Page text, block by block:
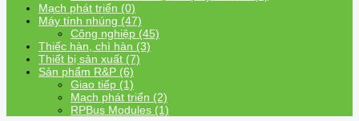
Mạch phát triển (0)
Máy tính nhúng (47)
Công nghiệp (45)
Thiếc hàn, chì hàn (3)
Thiết bị sản xuất (7)
Sản phẩm R&P (6)
Giao tiếp (1)
Mạch phát triển (2)
RPBus Modules (1)